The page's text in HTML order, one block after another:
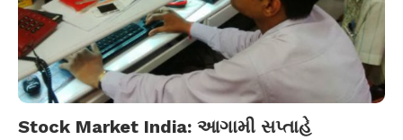
Stock Market India: આગામી સપ્તાહે